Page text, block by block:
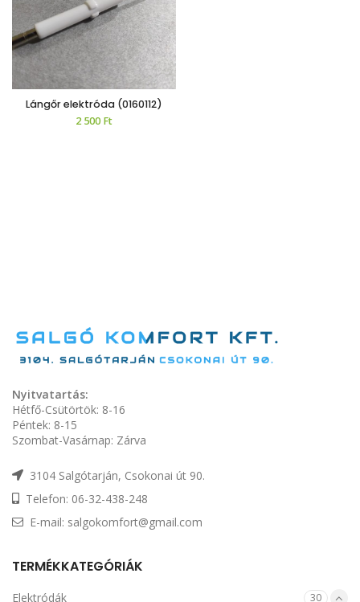
Lángőr elektróda (0160112)
2 500Ft
Nyitvatartás:
Hétfő-Csütörtök: 8-16
Péntek: 8-15
Szombat-Vasárnap: Zárva
3104 Salgótarján, Csokonai út 90.
Telefon: 06-32-438-248
E-mail: salgokomfort@gmail.com
TERMÉKKATEGÓRIÁK
Elektródák 30